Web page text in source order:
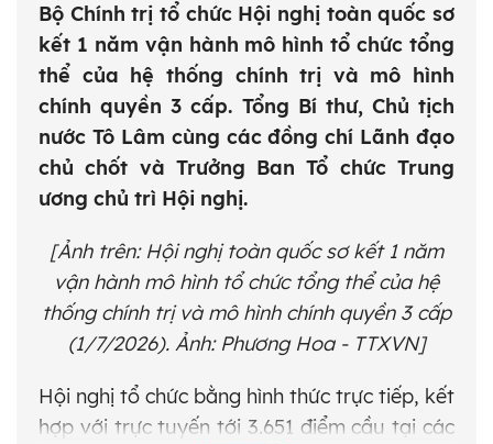
Bộ Chính trị tổ chức Hội nghị toàn quốc sơ
kết 1 năm vận hành mô hình tổ chức tổng
thể của hệ thống chính trị và mô hình
chính quyền 3 cấp. Tổng Bí thư, Chủ tịch
nước Tô Lâm cùng các đồng chí Lãnh đạo
chủ chốt và Trưởng Ban Tổ chức Trung
ương chủ trì Hội nghị.
[Ảnh trên: Hội nghị toàn quốc sơ kết 1 năm
vận hành mô hình tổ chức tổng thể của hệ
thống chính trị và mô hình chính quyền 3 cấp
(1/7/2026). Ảnh: Phương Hoa - TTXVN]
Hội nghị tổ chức bằng hình thức trực tiếp, kết
hợp với trực tuyến tới 3.651 điểm cầu tại các